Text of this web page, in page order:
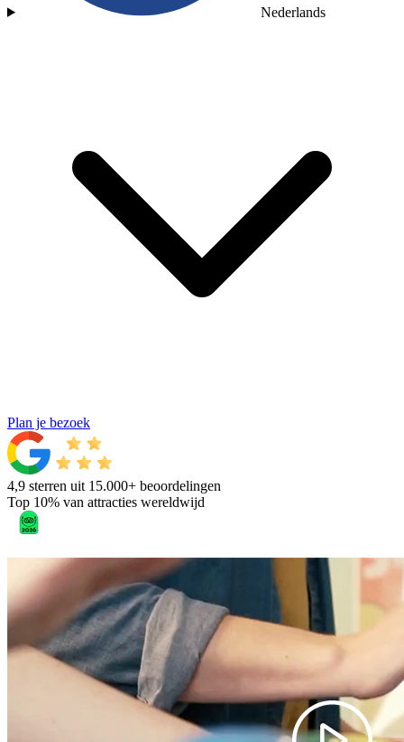
Nederlands
Plan je bezoek
4,9 sterren uit 15.000+ beoordelingen
Top 10% van attracties wereldwijd